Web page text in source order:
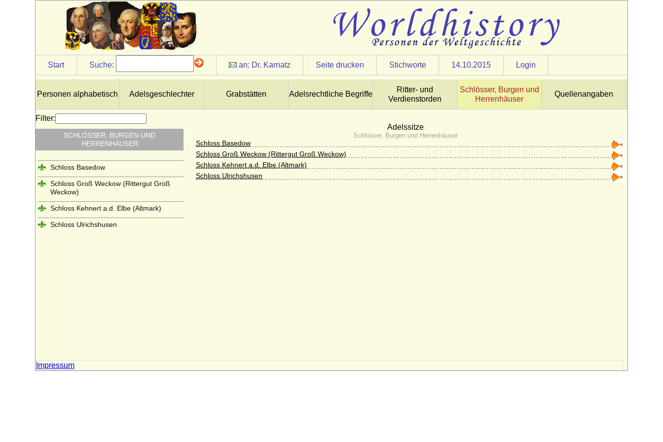
Start Suche: an: Dr. Karnatz Seite drucken Stichworte 14.10.2015 Login
Personen alphabetisch Adelsgeschlechter Grabstätten Adelsrechtliche Begriffe
Ritter- und
Verdienstorden
Schlösser, Burgen und
Herrenhäuser
Quellenangaben
Adelssitze
Schlösser, Burgen und Herrenhäuser
Schloss Basedow
Schloss Groß Weckow (Rittergut Groß Weckow)
Schloss Kehnert a.d. Elbe (Altmark)
Schloss Ulrichshusen
Filter:
SCHLÖSSER, BURGEN UND
HERRENHÄUSER
Schloss Basedow
Schloss Groß Weckow (Rittergut Groß
Weckow)
Schloss Kehnert a.d. Elbe (Altmark)
Schloss Ulrichshusen
Impressum